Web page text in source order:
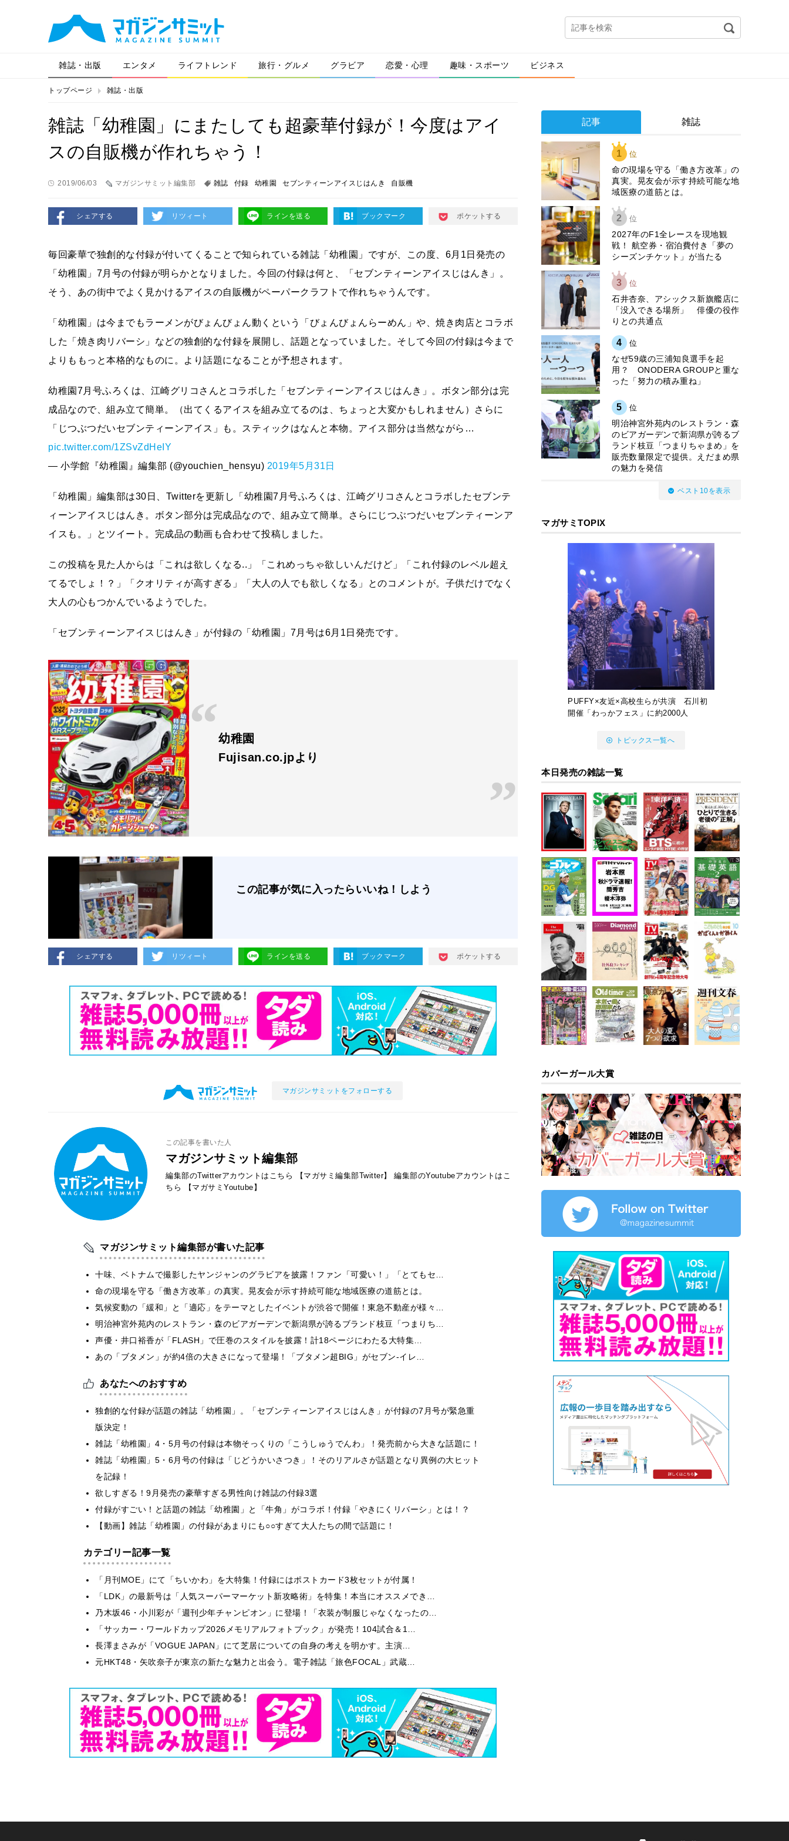
雑誌・出版 エンタメ ライフトレンド 旅行・グルメ グラビア 恋愛・心理 趣味・スポーツ ビジネス
トップページ 雑誌・出版
雑誌「幼稚園」にまたしても超豪華付録が！今度はアイ
スの自販機が作れちゃう！
2019/06/03 マガジンサミット編集部 雑誌 付録 幼稚園 セブンティーンアイスじはんき 自販機
シェアする リツィート ラインを送る ブックマーク ポケットする
毎回豪華で独創的な付録が付いてくることで知られている雑誌「幼稚園」ですが、この度、6月1日発売の
「幼稚園」7月号の付録が明らかとなりました。今回の付録は何と、「セブンティーンアイスじはんき」。
そう、あの街中でよく見かけるアイスの自販機がペーパークラフトで作れちゃうんです。
「幼稚園」は今までもラーメンがびょんびょん動くという「びょんびょんらーめん」や、焼き肉店とコラボ
した「焼き肉リバーシ」などの独創的な付録を展開し、話題となっていました。そして今回の付録は今まで
よりももっと本格的なものに。より話題になることが予想されます。
幼稚園7月号ふろくは、江崎グリコさんとコラボした「セブンティーンアイスじはんき」。ボタン部分は完
成品なので、組み立て簡単。（出てくるアイスを組み立てるのは、ちょっと大変かもしれません）さらに
「じつぶつだいセブンティーンアイス」も。スティックはなんと本物。アイス部分は当然ながら…
pic.twitter.com/1ZSvZdHeIY
— 小学館『幼稚園』編集部 (@youchien_hensyu) 2019年5月31日
「幼稚園」編集部は30日、Twitterを更新し「幼稚園7月号ふろくは、江崎グリコさんとコラボしたセブンテ
ィーンアイスじはんき。ボタン部分は完成品なので、組み立て簡単。さらにじつぶつだいセブンティーンア
イスも。」とツイート。完成品の動画も合わせて投稿しました。
この投稿を見た人からは「これは欲しくなる..」「これめっちゃ欲しいんだけど」「これ付録のレベル超え
てるでしょ！？」「クオリティが高すぎる」「大人の人でも欲しくなる」とのコメントが。子供だけでなく
大人の心もつかんでいるようでした。
「セブンティーンアイスじはんき」が付録の「幼稚園」7月号は6月1日発売です。
幼稚園
Fujisan.co.jpより
この記事が気に入ったらいいね！しよう
シェアする リツィート ラインを送る ブックマーク ポケットする
マガジンサミットをフォローする
この記事を書いた人
マガジンサミット編集部
編集部のTwitterアカウントはこちら 【マガサミ編集部Twitter】
編集部のYoutubeアカウントはこ
ちら
【マガサミYoutube】
マガジンサミット編集部が書いた記事
十味、ベトナムで撮影したヤンジャンのグラビアを披露！ファン「可愛い！」「とてもセ…
​命の現場を守る「働き方改革」の真実。晃友会が示す持続可能な地域医療の道筋とは。
気候変動の「緩和」と「適応」をテーマとしたイベントが渋谷で開催！東急不動産が様々…
明治神宮外苑内のレストラン・森のビアガーデンで新潟県が誇るブランド枝豆「つまりち…
声優・井口裕香が「FLASH」で圧巻のスタイルを披露！計18ページにわたる大特集…
あの「ブタメン」が約4倍の大きさになって登場！「ブタメン超BIG」がセブン‐イレ…
あなたへのおすすめ
独創的な付録が話題の雑誌「幼稚園」。「セブンティーンアイスじはんき」が付録の7月号が緊急重
版決定！
雑誌「幼稚園」4・5月号の付録は本物そっくりの「こうしゅうでんわ」！発売前から大きな話題に！
雑誌「幼稚園」5・6月号の付録は「じどうかいさつき」！そのリアルさが話題となり異例の大ヒット
を記録！
欲しすぎる！9月発売の豪華すぎる男性向け雑誌の付録3選
付録がすごい！と話題の雑誌「幼稚園」と「牛角」がコラボ！付録「やきにくリバーシ」とは！？
【動画】雑誌「幼稚園」の付録があまりにも○○すぎて大人たちの間で話題に！
カテゴリー記事一覧
「月刊MOE」にて「ちいかわ」を大特集！付録にはポストカード3枚セットが付属！
「LDK」の最新号は「人気スーパーマーケット新攻略術」を特集！本当にオススメでき…
乃木坂46・小川彩が「週刊少年チャンピオン」に登場！「衣装が制服じゃなくなったの…
「サッカー・ワールドカップ2026メモリアルフォトブック」が発売！104試合＆1…
長澤まさみが「VOGUE JAPAN」にて芝居についての自身の考えを明かす。主演…
元HKT48・矢吹奈子が東京の新たな魅力と出会う。電子雑誌「旅色FOCAL」武蔵…
記事 雑誌
1 位
​命の現場を守る「働き方改革」の
真実。晃友会が示す持続可能な地
域医療の道筋とは。
2 位
2027年のF1全レースを現地観
戦！ 航空券・宿泊費付き「夢の
シーズンチケット」が当たる
3 位
石井杏奈、アシックス新旗艦店に
「没入できる場所」 俳優の役作
りとの共通点
4 位
なぜ59歳の三浦知良選手を起
用？ ONODERA GROUPと重な
った「努力の積み重ね」
5 位
明治神宮外苑内のレストラン・森
のビアガーデンで新潟県が誇るブ
ランド枝豆「つまりちゃまめ」を
販売数量限定で提供。えだまめ県
の魅力を発信
ベスト10を表示
マガサミTOPIX
PUFFY×友近×高校生らが共演 石川初
開催「わっかフェス」に約2000人
トピックス一覧へ
本日発売の雑誌一覧
カバーガール大賞